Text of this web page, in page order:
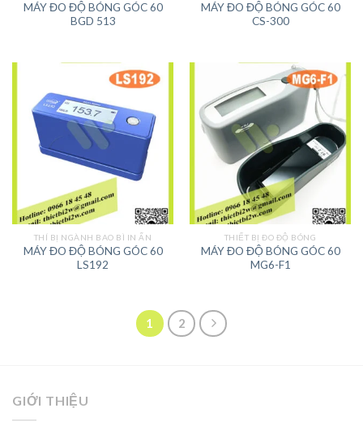
MÁY ĐO ĐỘ BÓNG GÓC 60
BGD 513
MÁY ĐO ĐỘ BÓNG GÓC 60
CS-300
THÍ BỊ NGÀNH BAO BÌ IN ẤN
MÁY ĐO ĐỘ BÓNG GÓC 60
LS192
THIẾT BỊ ĐO ĐỘ BÓNG
MÁY ĐO ĐỘ BÓNG GÓC 60
MG6-F1
1 2
GIỚI THIỆU